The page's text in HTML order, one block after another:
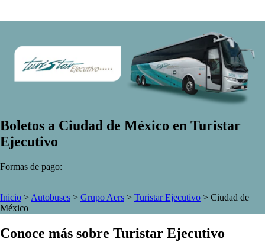
Boletos a Ciudad de México en Turistar
Ejecutivo
Formas de pago:
Inicio > Autobuses > Grupo Aers > Turistar Ejecutivo > Ciudad de
México
Conoce más sobre Turistar Ejecutivo